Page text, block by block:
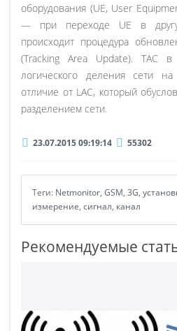
оборудования (UE, User
— при переходе UE в
происходит процедура
(Tracking Area Update). TAC
логического деления сети
отличие от LAC, который
разделением сети.
23.07.2015 09:19:14 55302
Теги: Netmonitor, GSM, 3G,
измерение, сигнал, канал
Рекомендуемые